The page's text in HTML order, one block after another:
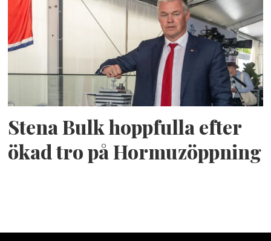
Stena Bulk hoppfulla efter
ökad tro på Hormuzöppning